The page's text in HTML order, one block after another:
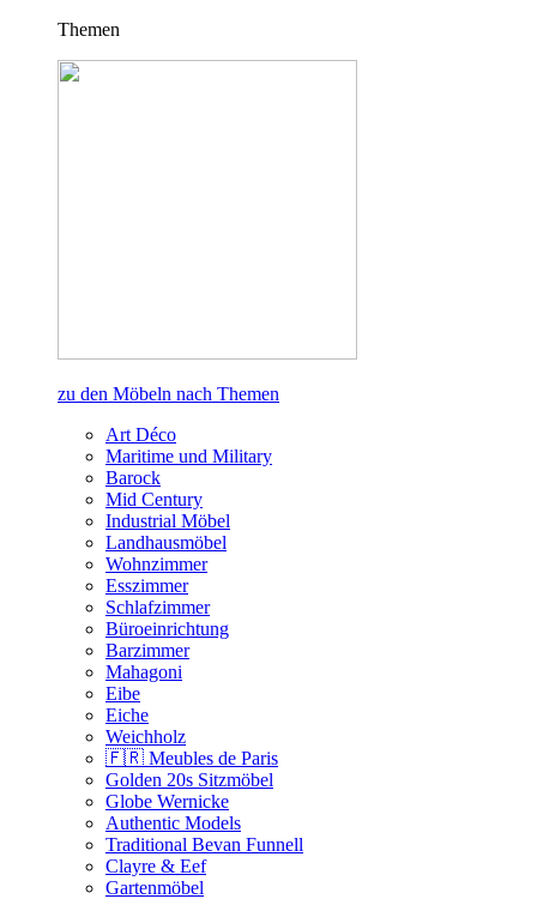
Themen
zu den Möbeln nach Themen
Art Déco
Maritime und Military
Barock
Mid Century
Industrial Möbel
Landhausmöbel
Wohnzimmer
Esszimmer
Schlafzimmer
Büroeinrichtung
Barzimmer
Mahagoni
Eibe
Eiche
Weichholz
🇫🇷 Meubles de Paris
Golden 20s Sitzmöbel
Globe Wernicke
Authentic Models
Traditional Bevan Funnell
Clayre & Eef
Gartenmöbel